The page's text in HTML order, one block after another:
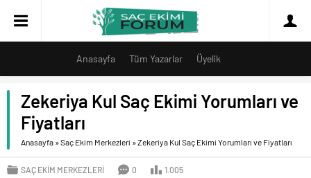
Anasayfa Tüm Yazarlar Üyelik
Zekeriya Kul Saç Ekimi Yorumları ve
Fiyatları
Anasayfa »Saç Ekim Merkezleri »Zekeriya Kul Saç Ekimi Yorumları ve Fiyatları
SAÇ EKIM MERKEZLERI 0 1.005